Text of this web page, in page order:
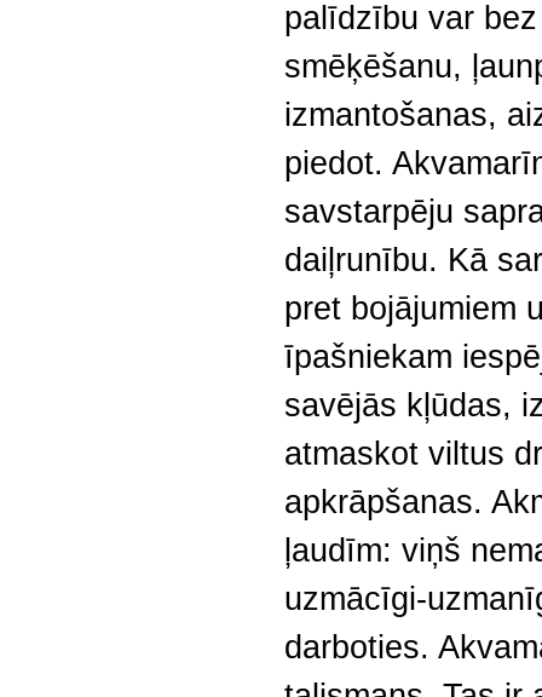
palīdzību var
smēķēšanu,
izmantošanas,
piedot.
savstarpēju
daiļrunību. Kā
pret bojājumiem
īpašniekam
savējās kļūdas,
atmaskot viltus
apkrāpšanas.
ļaudīm: viņš
uzmācīgi-
darboties.